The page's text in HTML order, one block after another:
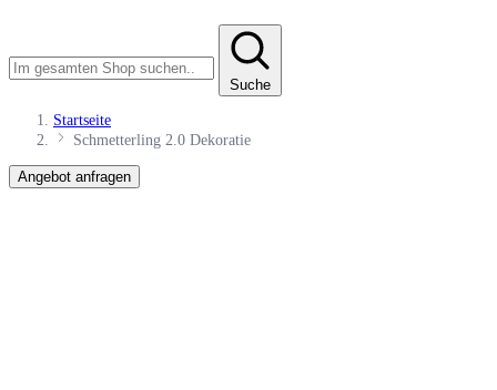
Suche
Startseite
Schmetterling 2.0 Dekoratie
Angebot anfragen